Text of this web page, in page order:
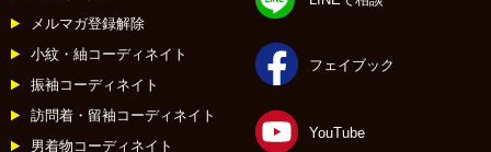
4点目以降は1点につき
3,520
メルマガ登録解除
小紋・紬コーディネイト
振袖コーディネイト
訪問着・留袖コーディネイト
男着物コーディネイト
フェイブック
YouTube